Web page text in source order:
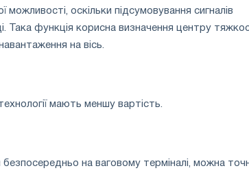
оскільки підсумовування сигналів
Така функція корисна визначення центру
на вісь.
мають меншу вартість.
на ваговому терміналі, можна